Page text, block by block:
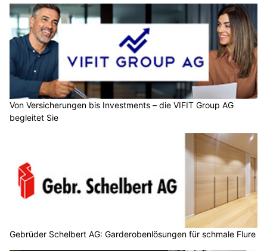
Von Versicherungen bis Investments – die VIFIT Group AG
begleitet Sie
Gebrüder Schelbert AG: Garderobenlösungen für schmale Flure